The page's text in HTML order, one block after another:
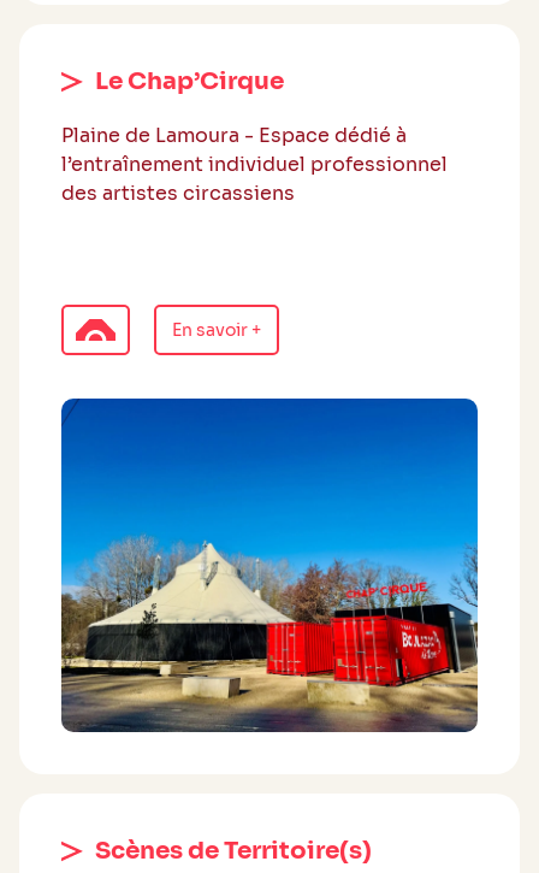
Le Chap’Cirque
Plaine de Lamoura - Espace dédié à
l’entraînement individuel professionnel
des artistes circassiens
En savoir +
Scènes de Territoire(s)